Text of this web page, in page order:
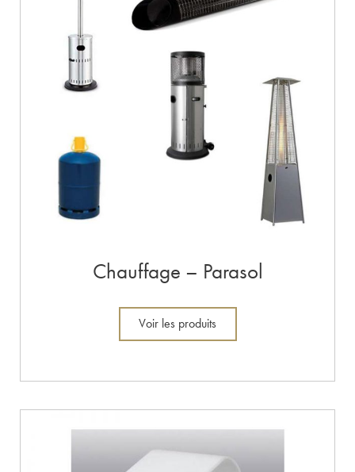
Chauffage – Parasol
Voir les produits